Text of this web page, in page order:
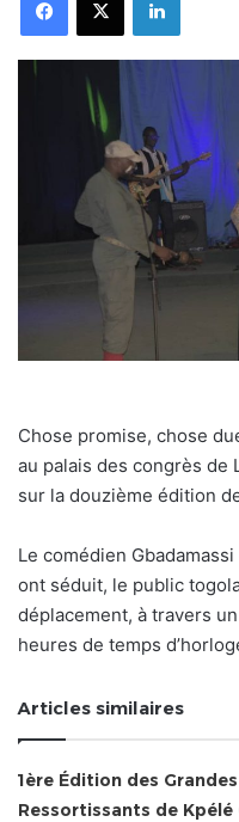
Chose promise, chose
au palais des congrès de
sur la douzième édition
Le comédien Gbadamassi
ont séduit, le public
déplacement, à travers
heures de temps
Articles similaires
1ère Édition des
Ressortissants de